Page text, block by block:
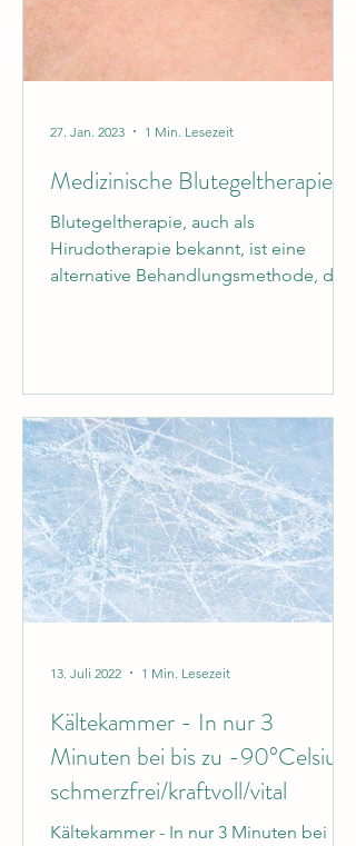
Medizinische Blutegeltherapie
Blutegeltherapie, auch als
Hirudotherapie bekannt, ist eine
alternative Behandlungsmethode, die
27. Jan. 2023 1 Min. Lesezeit
Kältekammer - In nur 3
Minuten bei bis zu -90°Celsius
schmerzfrei/kraftvoll/vital
Kältekammer - In nur 3 Minuten bei bis
13. Juli 2022 1 Min. Lesezeit